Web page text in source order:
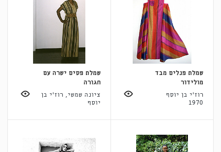
שמלת פנלים מבד
מולידור
רוז'י בן יוסף
1970
שמלת פסים ישרה עם
חגורה
ציונה שמשי, רוז'י בן
יוסף